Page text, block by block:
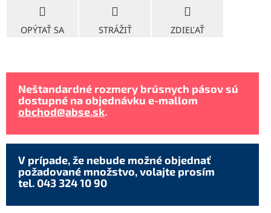
OPÝTAŤ SA STRÁŽIŤ ZDIEĽAŤ
Neštandardné rozmery brúsnych pásov sú
dostupné na objednávku e-mallom
obchod@abse.sk.
V prípade, že nebude možné objednať
požadované množstvo, volajte prosím
tel. 043 324 10 90